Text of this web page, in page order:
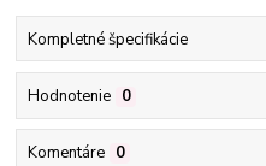
Kompletné špecifikácie
Hodnotenie 0
Komentáre 0